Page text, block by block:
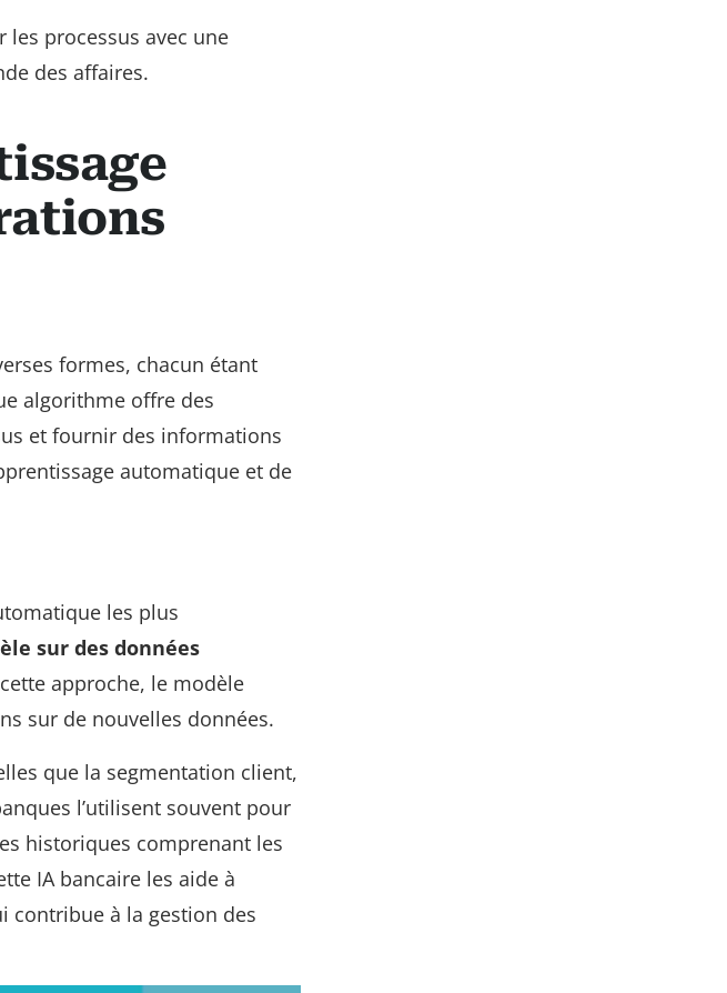
les processus avec une
des affaires.
formes, chacun étant
algorithme offre des
et fournir des informations
automatique et de
les plus
sur des données
approche, le modèle
sur de nouvelles données.
que la segmentation client,
l’utilisent souvent pour
historiques comprenant les
IA bancaire les aide à
contribue à la gestion des